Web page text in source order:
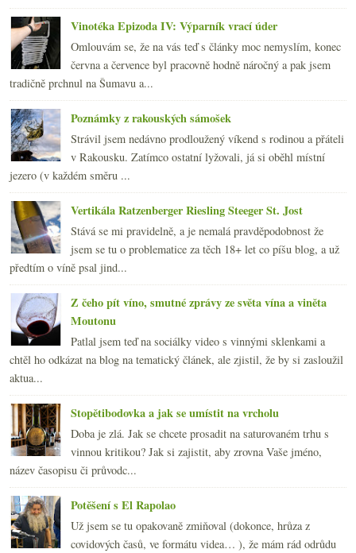
Vinotéka Epizoda IV: Výparník vrací úder
Omlouvám se, že na vás teď s články moc nemyslím, konec
června a července byl pracovně hodně náročný a pak jsem
tradičně prchnul na Šumavu a...
Poznámky z rakouských sámošek
Strávil jsem nedávno prodloužený víkend s rodinou a přáteli
v Rakousku. Zatímco ostatní lyžovali, já si oběhl místní
jezero (v každém směru ...
Vertikála Ratzenberger Riesling Steeger St. Jost
Stává se mi pravidelně, a je nemalá pravděpodobnost že
jsem se tu o problematice za těch 18+ let co píšu blog, a už
předtím o víně psal jind...
Z čeho pít víno, smutné zprávy ze světa vína a viněta
Moutonu
Patlal jsem teď na sociálky video s vinnými sklenkami a
chtěl ho odkázat na blog na tematický článek, ale zjistil, že by si zasloužil
aktua...
Stopětibodovka a jak se umístit na vrcholu
Doba je zlá. Jak se chcete prosadit na saturovaném trhu s
vinnou kritikou? Jak si zajistit, aby zrovna Vaše jméno,
název časopisu či průvodc...
Potěšení s El Rapolao
Už jsem se tu opakovaně zmiňoval (dokonce, hrůza z
covidových časů, ve formátu videa… ), že mám rád odrůdu